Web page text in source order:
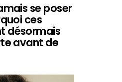
se poser
ces
désormais
avant de